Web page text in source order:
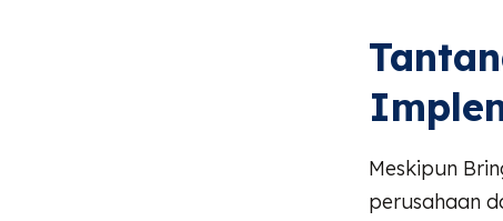
Meskipun
perusahaan